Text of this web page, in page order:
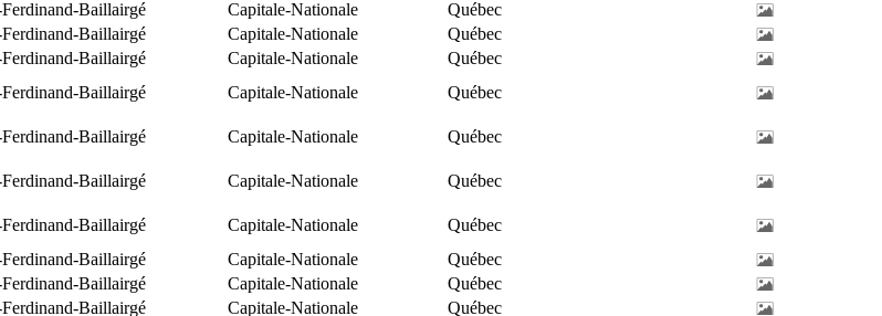
Baillairgé Capitale-Nationale
Québec
Baillairgé Capitale-Nationale
Québec
Baillairgé Capitale-Nationale
Québec
Baillairgé Capitale-Nationale
Québec
Baillairgé Capitale-Nationale
Québec
Baillairgé Capitale-Nationale
Québec
Baillairgé Capitale-Nationale
Québec
Baillairgé Capitale-Nationale
Québec
Baillairgé Capitale-Nationale
Québec
Baillairgé Capitale-Nationale Québec